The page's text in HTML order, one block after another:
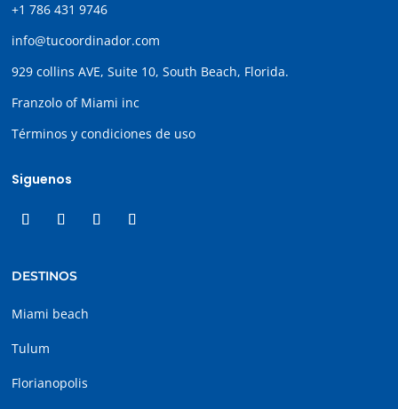
+1 786 431 9746
info@tucoordinador.com
929 collins AVE, Suite 10, South Beach, Florida.
Franzolo of Miami inc
Términos y condiciones de uso
Siguenos
DESTINOS
Miami beach
Tulum
Florianopolis